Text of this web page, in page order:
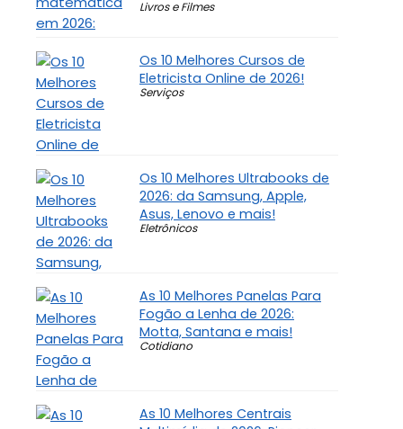
Livros e Filmes
Os 10 Melhores Cursos de
Eletricista Online de 2026!
Serviços
Os 10 Melhores Ultrabooks de
2026: da Samsung, Apple,
Asus, Lenovo e mais!
Eletrônicos
As 10 Melhores Panelas Para
Fogão a Lenha de 2026:
Motta, Santana e mais!
Cotidiano
As 10 Melhores Centrais